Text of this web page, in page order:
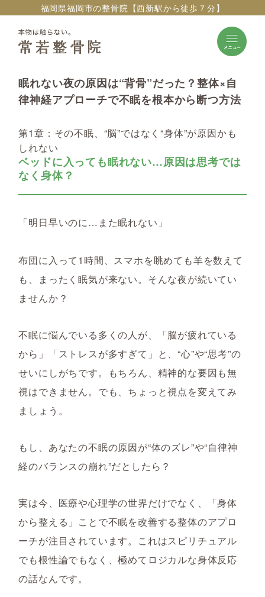
福岡県福岡市の整骨院【西新駅から徒歩７分】
眠れない夜の原因は“背骨”だった？整体×自
律神経アプローチで不眠を根本から断つ方法
第1章：その不眠、“脳”ではなく“身体”が原因かも
しれない
ベッドに入っても眠れない…原因は思考では
なく身体？
「明日早いのに…また眠れない」
布団に入って1時間、スマホを眺めても羊を数えて
も、まったく眠気が来ない。そんな夜が続いてい
ませんか？
不眠に悩んでいる多くの人が、「脳が疲れている
から」「ストレスが多すぎて」と、“心”や“思考”の
せいにしがちです。もちろん、精神的な要因も無
視はできません。でも、ちょっと視点を変えてみ
ましょう。
もし、あなたの不眠の原因が“体のズレ”や“自律神
経のバランスの崩れ”だとしたら？
実は今、医療や心理学の世界だけでなく、「身体
から整える」ことで不眠を改善する整体のアプロ
ーチが注目されています。これはスピリチュアル
でも根性論でもなく、極めてロジカルな身体反応
の話なんです。